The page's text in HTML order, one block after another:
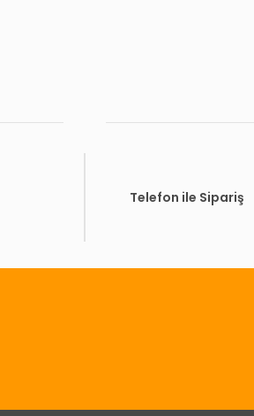
Gönder
Telefon ile Sipariş